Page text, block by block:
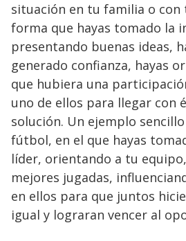
situación en tu familia o con
forma que hayas tomado la
presentando buenas ideas,
generado confianza, hayas
que hubiera una
uno de ellos para llegar con
solución. Un ejemplo
fútbol, en el que hayas
líder, orientando a tu
mejores jugadas,
en ellos para que juntos
igual y lograran vencer al